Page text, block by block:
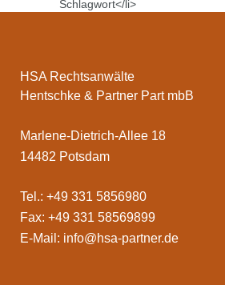
Schlagwort</li>
HSA Rechtsanwälte
Hentschke & Partner Part mbB
Marlene-Dietrich-Allee 18
14482 Potsdam
Tel.: +49 331 5856980
Fax: +49 331 58569899
E-Mail: info@hsa-partner.de